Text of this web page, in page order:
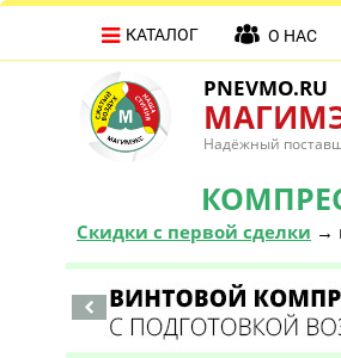
PNEVMO.RU
Надёжный
Скидки с первой сделки →
КАТАЛОГ О НАС